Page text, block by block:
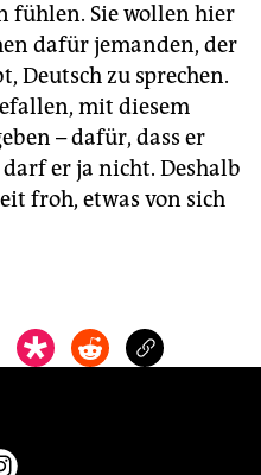
fühlen. Sie wollen hier
dafür jemanden, der
Deutsch zu sprechen.
mit diesem
– dafür, dass er
er ja nicht. Deshalb
froh, etwas von sich